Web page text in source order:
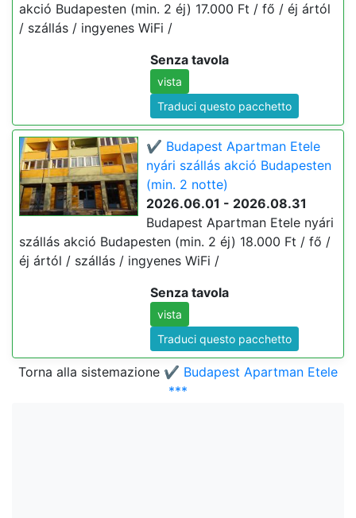
akció Budapesten (min. 2 éj) 17.000 Ft / fő / éj ártól
/ szállás / ingyenes WiFi /
Senza tavola
vista
Traduci questo pacchetto
✔️ Budapest Apartman Etele
nyári szállás akció Budapesten
(min. 2 notte)
2026.06.01 - 2026.08.31
Budapest Apartman Etele nyári
szállás akció Budapesten (min. 2 éj) 18.000 Ft / fő /
éj ártól / szállás / ingyenes WiFi /
Senza tavola
vista
Traduci questo pacchetto
Torna alla sistemazione ✔️ Budapest Apartman Etele
***